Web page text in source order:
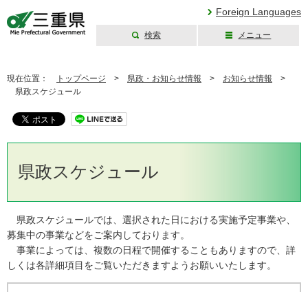
Foreign Languages
検索 メニュー
現在位置： トップページ > 県政・お知らせ情報 > お知らせ情報 >
県政スケジュール
県政スケジュール
県政スケジュールでは、選択された日における実施予定事業や、
募集中の事業などをご案内しております。
事業によっては、複数の日程で開催することもありますので、詳
しくは各詳細項目をご覧いただきますようお願いいたします。